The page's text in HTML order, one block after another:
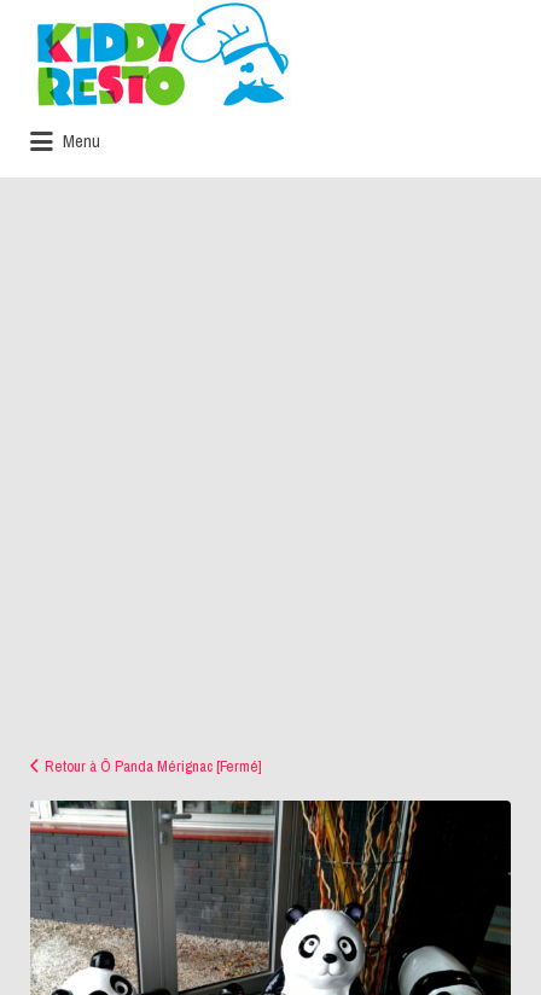
Rechercher:
Menu
IMG_20180107_121935
Retour à Ô Panda Mérignac [Fermé]